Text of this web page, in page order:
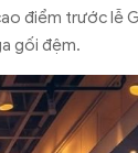
điểm trước lễ
gối đệm.